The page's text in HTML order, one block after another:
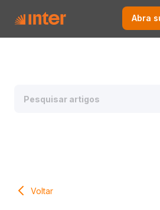
Abra
Voltar